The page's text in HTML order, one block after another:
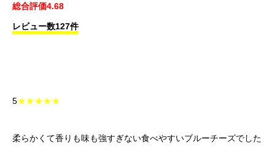
総合評価4.68
レビュー数127件
5★★★★★
柔らかくて香りも味も強すぎない食べやすいブルーチーズでした